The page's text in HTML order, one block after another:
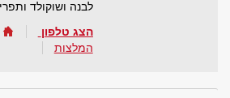
לבנה ושוקולד
הצג טלפון
המלצות